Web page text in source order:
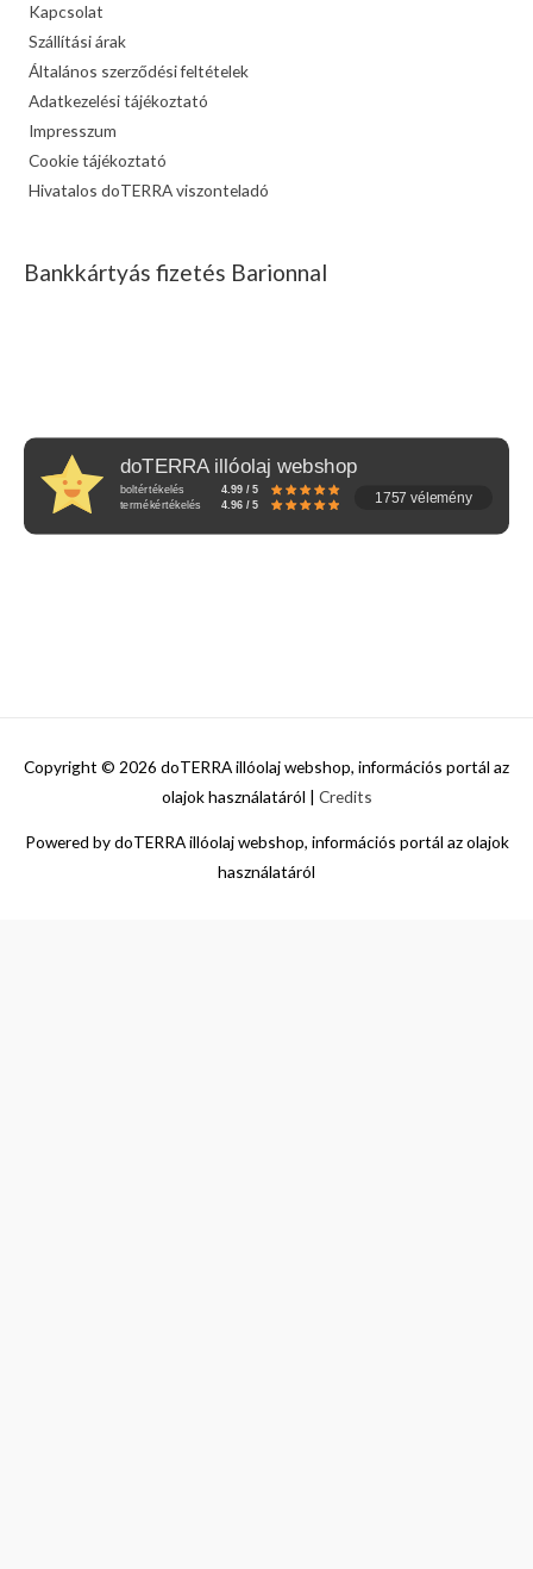
Kapcsolat
Szállítási árak
Általános szerződési feltételek
Adatkezelési tájékoztató
Impresszum
Cookie tájékoztató
Hivatalos doTERRA viszonteladó
Bankkártyás fizetés Barionnal
doTERRA illóolaj webshop
boltértékelés
4.99 / 5
termékértékelés
4.96 / 5 1757 vélemény
Copyright © 2026 doTERRA illóolaj webshop, információs portál az
olajok használatáról | Credits
Powered bydoTERRA illóolaj webshop, információs portál az olajok
használatáról